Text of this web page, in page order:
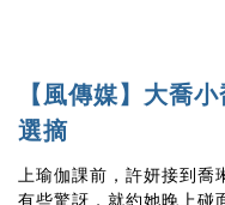
【風傳媒】大喬
選摘
上瑜伽課前，許妍接到喬
有些驚訝，就約她晚上碰